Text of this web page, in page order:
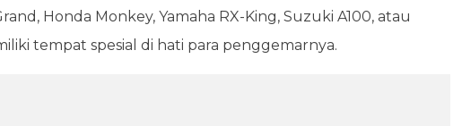
Honda Monkey, Yamaha RX-King, Suzuki A100, atau
tempat spesial di hati para penggemarnya.